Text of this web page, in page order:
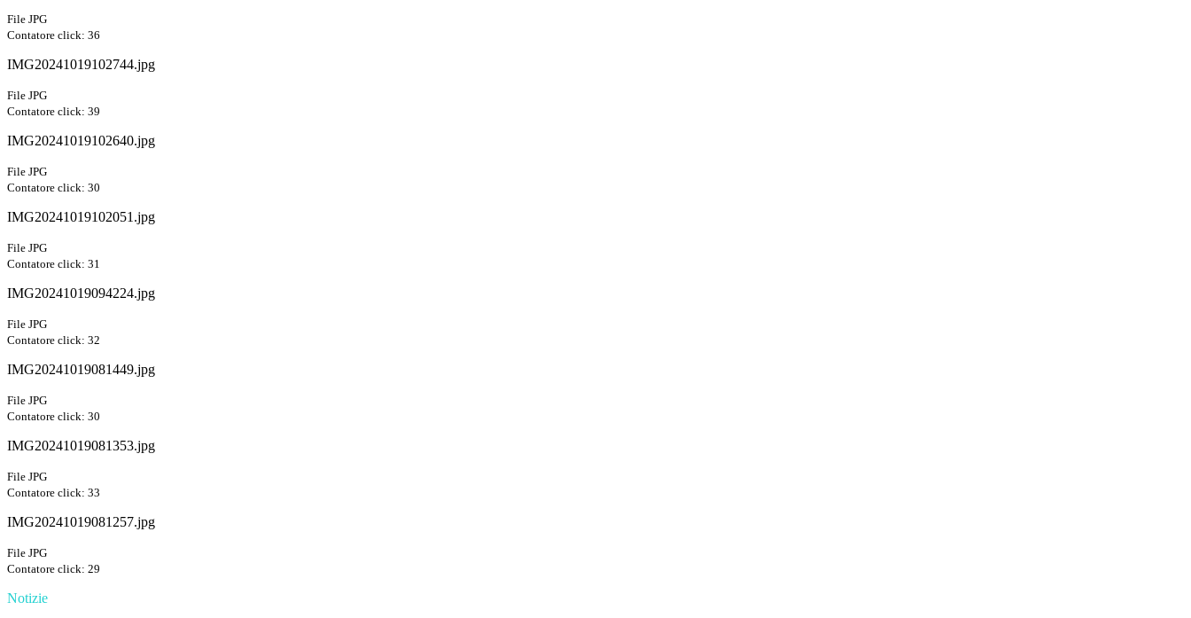
File JPG
Contatore click: 36
IMG20241019102744.jpg
File JPG
Contatore click: 39
IMG20241019102640.jpg
File JPG
Contatore click: 30
IMG20241019102051.jpg
File JPG
Contatore click: 31
IMG20241019094224.jpg
File JPG
Contatore click: 32
IMG20241019081449.jpg
File JPG
Contatore click: 30
IMG20241019081353.jpg
File JPG
Contatore click: 33
IMG20241019081257.jpg
File JPG
Contatore click: 29
Notizie